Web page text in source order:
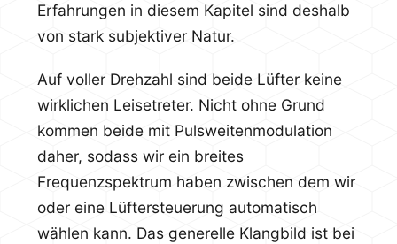
Erfahrungen in diesem Kapitel sind deshalb
von stark subjektiver Natur.
Auf voller Drehzahl sind beide Lüfter keine
wirklichen Leisetreter. Nicht ohne Grund
kommen beide mit Pulsweitenmodulation
daher, sodass wir ein breites
Frequenzspektrum haben zwischen dem wir
oder eine Lüftersteuerung automatisch
wählen kann. Das generelle Klangbild ist bei